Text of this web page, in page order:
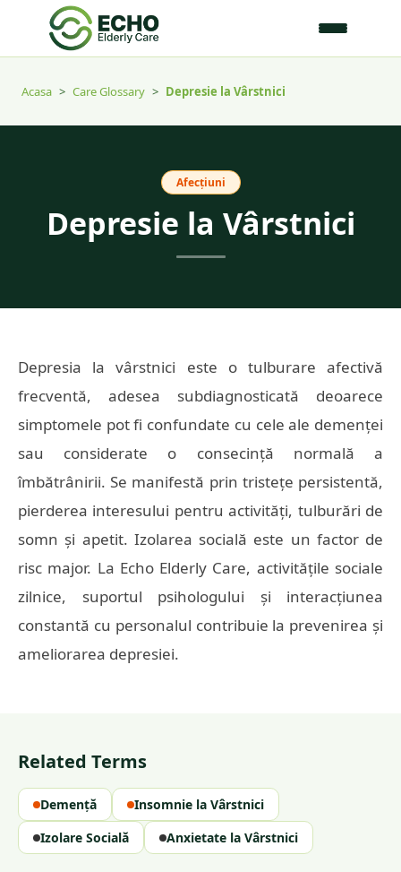
Acasa > Care Glossary > Depresie la Vârstnici
Afecțiuni
Depresie la Vârstnici
Depresia la vârstnici este o tulburare afectivă
frecventă, adesea subdiagnosticată deoarece
simptomele pot fi confundate cu cele ale demenței
sau considerate o consecință normală a
îmbătrânirii. Se manifestă prin tristețe persistentă,
pierderea interesului pentru activități, tulburări de
somn și apetit. Izolarea socială este un factor de
risc major. La Echo Elderly Care, activitățile sociale
zilnice, suportul psihologului și interacțiunea
constantă cu personalul contribuie la prevenirea și
ameliorarea depresiei.
Related Terms
Demență
Insomnie la Vârstnici
Izolare Socială
Anxietate la Vârstnici